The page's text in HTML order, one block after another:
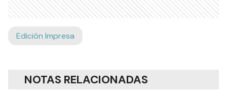
Edición Impresa
NOTAS RELACIONADAS